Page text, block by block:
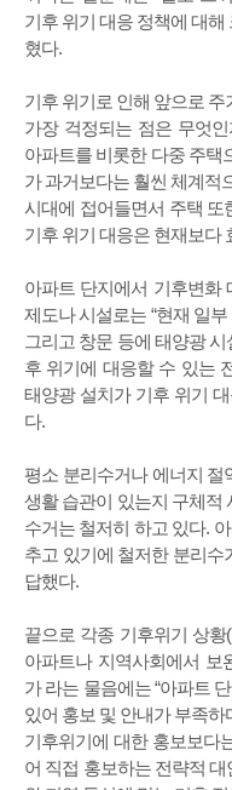
기후 위기 대응 정책에 대
혔다.
기후 위기로 인해 앞으로
가장 걱정되는 점은 무엇
아파트를 비롯한 다중 주택
가 과거보다는 훨씬 체계적
시대에 접어들면서 주택 또
기후 위기 대응은 현재보다
아파트 단지에서 기후변화
제도나 시설로는 “현재 일
그리고 창문 등에 태양광
후 위기에 대응할 수 있는
태양광 설치가 기후 위기
다.
평소 분리수거나 에너지 절
생활 습관이 있는지 구체적
수거는 철저히 하고 있다.
추고 있기에 철저한 분리수
답했다.
끝으로 각종 기후위기 상황
아파트나 지역사회에서 보
가 라는 물음에는 “아파트
있어 홍보 및 안내가 부족
기후위기에 대한 홍보보다
어 직접 홍보하는 전략적